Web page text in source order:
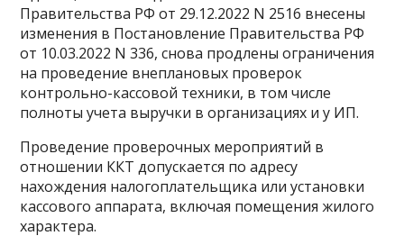
Правительства РФ от 29.12.2022 N 2516 внесены
изменения в Постановление Правительства РФ
от 10.03.2022 N 336, снова продлены ограничения
на проведение внеплановых проверок
контрольно-кассовой техники, в том числе
полноты учета выручки в организациях и у ИП.
Проведение проверочных мероприятий в
отношении ККТ допускается по адресу
нахождения налогоплательщика или установки
кассового аппарата, включая помещения жилого
характера.